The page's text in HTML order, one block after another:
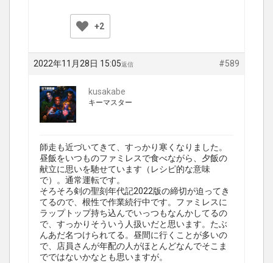
+2
2022年11月28日 15:05 #589
返信
kusakabe
キーマスター
師走も近づいてきて、すっかり寒くなりました。
昼飯をいつものファミレスで食べながら、夕飯の
献立に思いを馳せています（レシピ的な意味
で）。通常運転です。
そろそろ剣の聖刻年代記2022版の締切が迫ってき
てるので、根性で作業続行中です。ファミレスに
ラップトップ持ち込んでいっつもなんかしてるの
で、すっかりそういう人扱いだと思います。たぶ
んあだ名つけられてる。昼間に行くことが多いの
で、店員さんが年配の人がほとんどなんでそこま
でではないかなとも思いますが。